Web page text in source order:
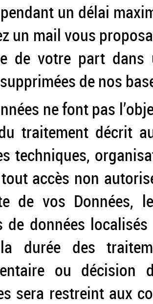
pendant un délai
un mail vous
de votre part
de nos
ne font pas
traitement décrit
techniques,
accès non
de vos Données,
de données
durée des
ou décision
sera restreint aux